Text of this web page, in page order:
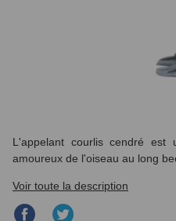
L'appelant courlis cendré est
amoureux de l'oiseau au long
Voir toute la description
Partager